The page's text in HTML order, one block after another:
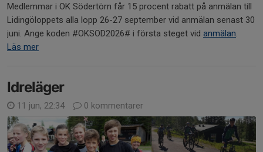
Medlemmar i OK Södertörn får 15 procent rabatt på anmälan till
Lidingöloppets alla lopp 26-27 september vid anmälan senast 30
juni. Ange koden #OKSOD2026# i första steget vid anmälan.
Läs mer
Idreläger
11 jun, 22:34 0 kommentarer